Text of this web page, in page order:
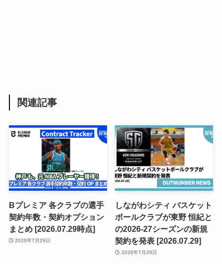
関連記事
Bプレミア 各クラブの選手
契約年数・契約オプション
まとめ [2026.07.29時点]
2026年7月29日
しながわシティ バスケット
ボールクラブが東野 恒紀と
の2026-27シーズンの新規
契約を発表 [2026.07.29]
2026年7月29日